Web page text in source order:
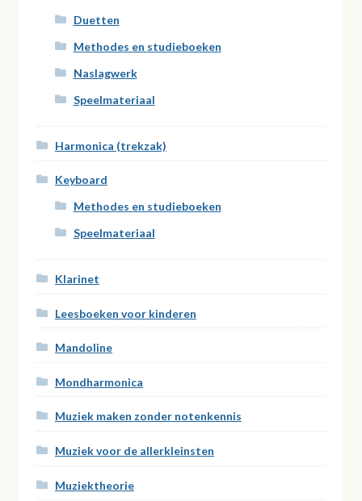
Duetten
Methodes en studieboeken
Naslagwerk
Speelmateriaal
Harmonica (trekzak)
Keyboard
Methodes en studieboeken
Speelmateriaal
Klarinet
Leesboeken voor kinderen
Mandoline
Mondharmonica
Muziek maken zonder notenkennis
Muziek voor de allerkleinsten
Muziektheorie